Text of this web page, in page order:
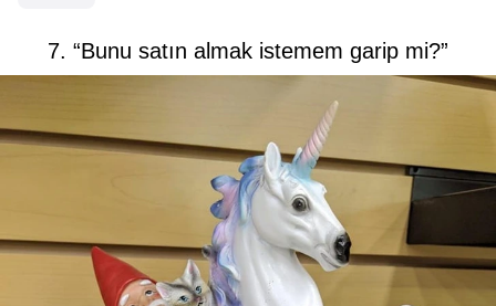
7. “Bunu satın almak istemem garip mi?”